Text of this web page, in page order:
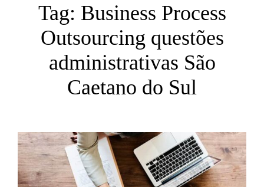
Tag: Business Process
Outsourcing questões
administrativas São
Caetano do Sul